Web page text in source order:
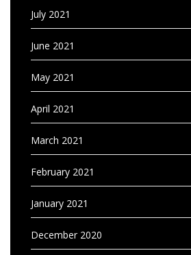
July 2021
June 2021
May 2021
April 2021
March 2021
February 2021
January 2021
December 2020